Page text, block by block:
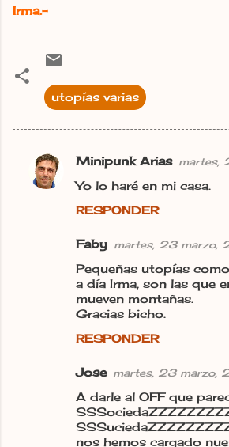
Irma.-
utopías varias
C
o
Minipunk Arias martes,
Yo lo haré en mi casa.
RESPONDER
Faby martes, 23 marzo,
Pequeñas utopías
a día Irma, son las que
mueven montañas.
Gracias bicho.
RESPONDER
Jose martes, 23 marzo,
A darle al OFF que
nos hemos cargado